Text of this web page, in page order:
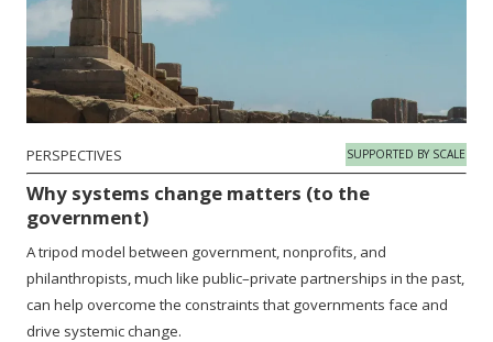
PERSPECTIVES SUPPORTED BY SCALE
Why systems change matters (to the
government)
A tripod model between government, nonprofits, and
philanthropists, much like public–private partnerships in the past,
can help overcome the constraints that governments face and
drive systemic change.